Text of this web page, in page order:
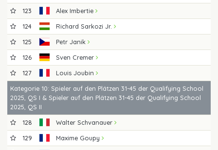
123
Alex Imbertie
124
Richard Sarkozi Jr.
125
Petr Janik
126
Sven Cremer
127
Louis Joubin
Kategorie 10: Spieler auf den Plätzen 31-45 der Qualifying School
2025, QS I & Spieler auf den Plätzen 31-45 der Qualifying School
2025, QS II
128
Walter Schvanauer
129
Maxime Goupy